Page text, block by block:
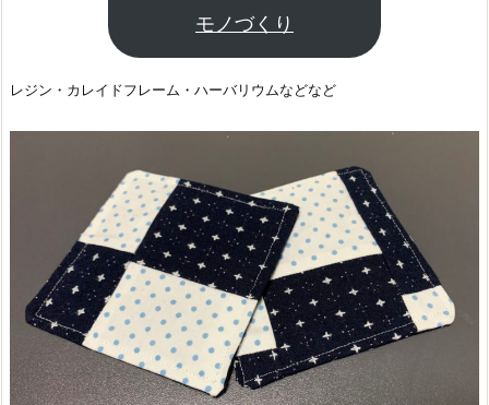
モノづくり
レジン・カレイドフレーム・ハーバリウムなどなど